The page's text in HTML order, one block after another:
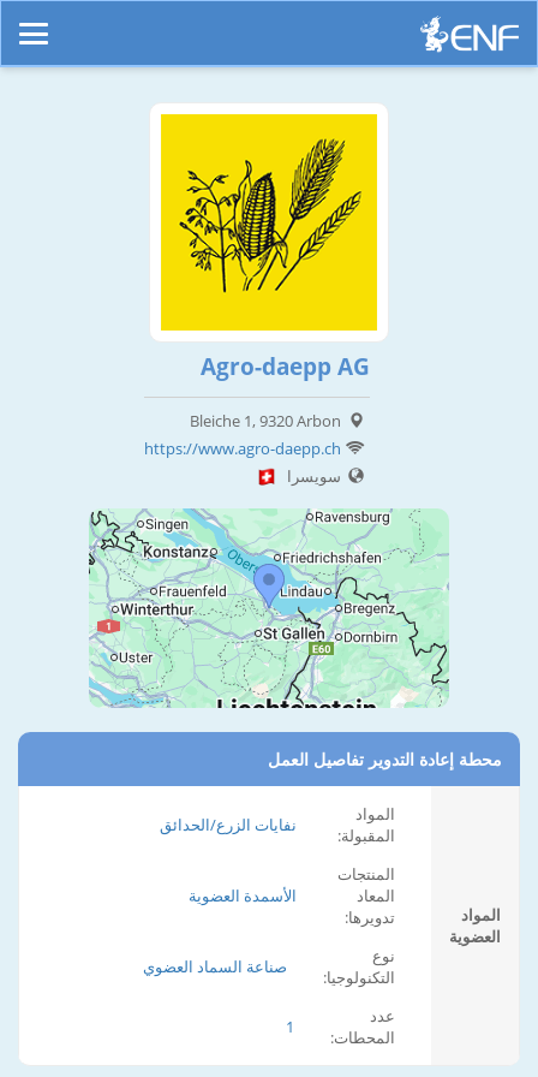
Agro-daepp AG
Bleiche 1, 9320 Arbon
https://www.agro-daepp.ch
سويسرا
محطة إعادة التدوير تفاصيل العمل
المواد
العضوية
المواد
المقبولة:
نفايات الزرع/الحدائق
المنتجات
المعاد
تدويرها:
الأسمدة العضوية
نوع
التكنولوجيا:
صناعة السماد العضوي
عدد
المحطات:
1